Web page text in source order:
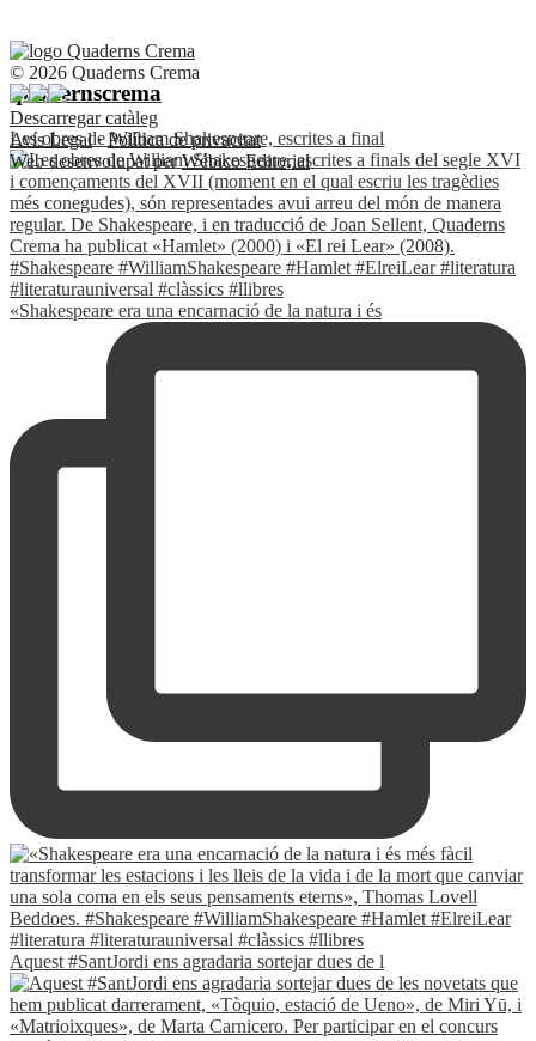
quadernscrema
Les obres de William Shakespeare, escrites a final
«Shakespeare era una encarnació de la natura i és
Aquest #SantJordi ens agradaria sortejar dues de l
© 2026 Quaderns Crema
Descarregar catàleg
Avís Legal·Política de privacitat
Web desenvolupat perWébico Editorial